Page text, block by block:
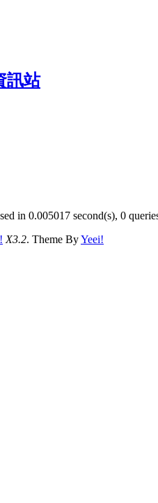
in 0.005017 second(s), 0
X3.2. Theme ByYeei!